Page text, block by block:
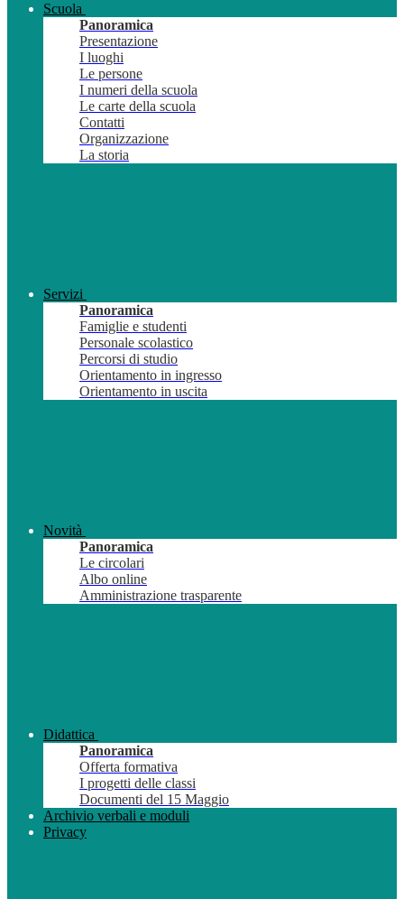
Scuola
Panoramica
Presentazione
I luoghi
Le persone
I numeri della scuola
Le carte della scuola
Contatti
Organizzazione
La storia
Servizi
Panoramica
Famiglie e studenti
Personale scolastico
Percorsi di studio
Orientamento in ingresso
Orientamento in uscita
Novità
Panoramica
Le circolari
Albo online
Amministrazione trasparente
Didattica
Panoramica
Offerta formativa
I progetti delle classi
Documenti del 15 Maggio
Archivio verbali e moduli
Privacy